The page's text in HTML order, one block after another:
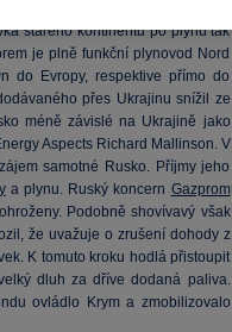
starého kontinentu po plynu tak
je plně funkční plynovod Nord
do Evropy, respektive přímo do
přes Ukrajinu snížil ze
méně závislé na Ukrajině jako
Aspects Richard Mallinson. V
samotné Rusko. Příjmy jeho
a plynu. Ruský koncern Gazprom
Podobně shovívavý však
že uvažuje o zrušení dohody z
K tomuto kroku hodlá přistoupit
dluh za dříve dodaná paliva.
ovládlo Krym a zmobilizovalo